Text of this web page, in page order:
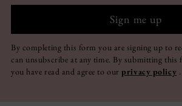
Sign me up
By completing this form you are signing up to
can unsubscribe at any time. By submitting
you have read and agree to our privacy policy .